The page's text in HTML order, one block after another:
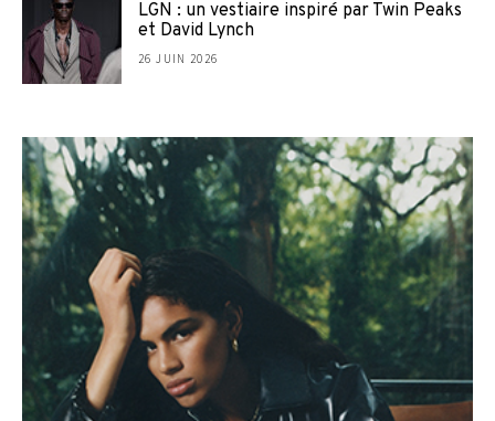
LGN : un vestiaire inspiré par Twin Peaks
et David Lynch
26 JUIN 2026